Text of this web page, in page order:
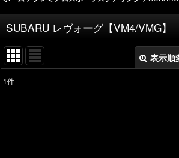
SUBARU レヴォーグ【VM4/VMG】
表示順
1件